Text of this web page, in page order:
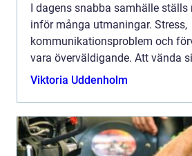
I dagens snabba samhälle ställs
inför många utmaningar. Stress,
kommunikationsproblem och
vara överväldigande. Att vända
Västerås kan vara...
Viktoria Uddenholm